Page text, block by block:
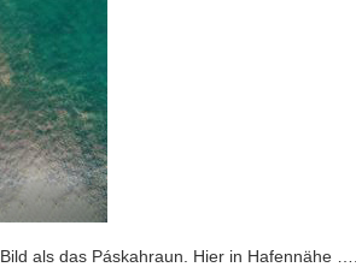
als das Páskahraun. Hier in Hafennähe …..